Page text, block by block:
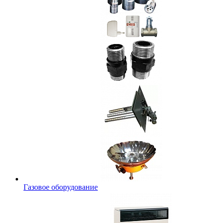
Газовое оборудование